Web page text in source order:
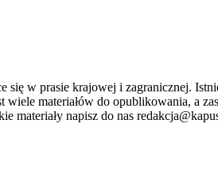
w prasie krajowej i zagranicznej.
materiałów do opublikowania, a
materiały napisz do nas